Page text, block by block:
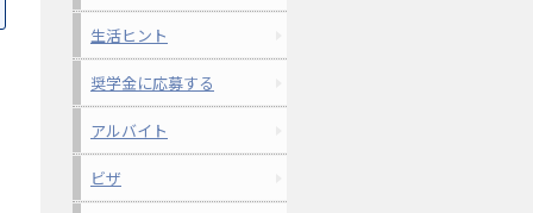
生活ヒント
奨学金に応募する
アルバイト
ビザ